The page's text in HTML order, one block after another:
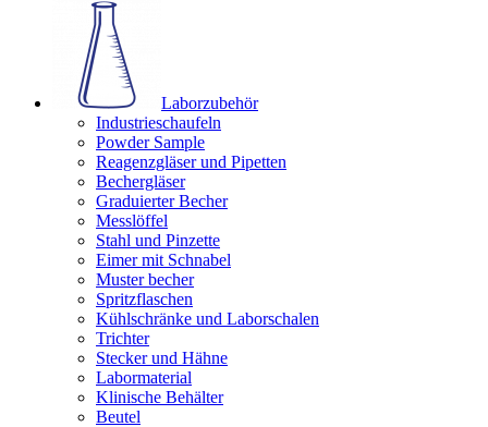
Laborzubehör
Industrieschaufeln
Powder Sample
Reagenzgläser und Pipetten
Bechergläser
Graduierter Becher
Messlöffel
Stahl und Pinzette
Eimer mit Schnabel
Muster becher
Spritzflaschen
Kühlschränke und Laborschalen
Trichter
Stecker und Hähne
Labormaterial
Klinische Behälter
Beutel